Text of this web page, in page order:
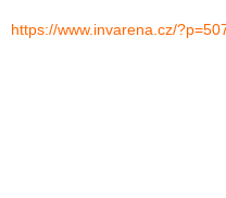
https://www.invarena.cz/